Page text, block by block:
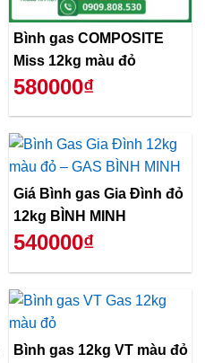
Bình gas COMPOSITE
Miss 12kg màu đỏ
580000₫
Giá Bình gas Gia Đình đỏ
12kg BÌNH MINH
540000₫
Bình gas 12kg VT màu đỏ